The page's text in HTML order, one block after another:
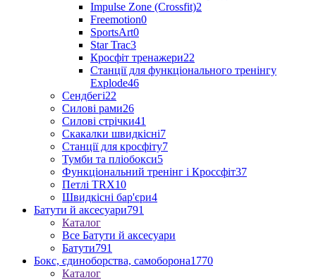
Impulse Zone (Crossfit)2
Freemotion0
SportsArt0
Star Trac3
Кросфіт тренажери22
Станції для функціонального тренінгу
Explode46
Сендбегі22
Силові рами26
Силові стрічки41
Скакалки швидкісні7
Станції для кросфіту7
Тумби та пліобокси5
Функціональний тренінг і Кроссфіт37
Петлі TRX10
Швидкісні бар'єри4
Батути й аксесуари791
Каталог
Все Батути й аксесуари
Батути791
Бокс, єдиноборства, самоборона1770
Каталог